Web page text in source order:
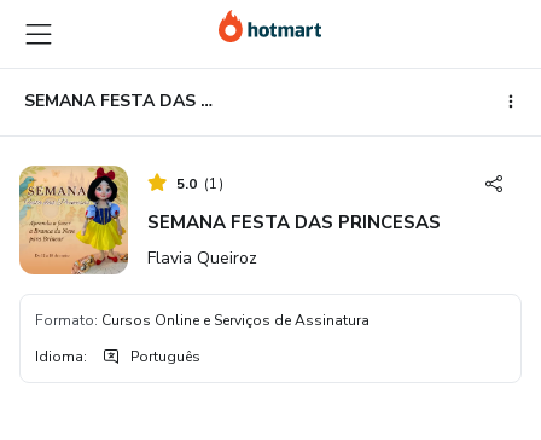
para
o
conteúdo
principal
para
o
pagamento
para
o
rodapé
SEMANA FESTA DAS PRINCESAS
5.0 (1)
SEMANA FESTA DAS PRINCESAS
Flavia Queiroz
Formato: Cursos Online e Serviços de Assinatura
Idioma: Português